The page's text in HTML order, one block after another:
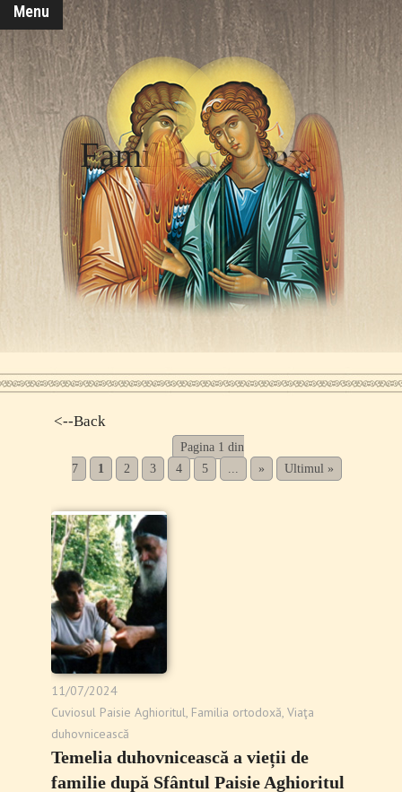
Menu
Familia ortodoxă
<--Back
Pagina 1 din
7
1 2 3 4 5 ... » Ultimul »
11/07/2024
Cuviosul Paisie Aghioritul Familia ortodoxă Viaţa
duhovnicească
Temelia duhovnicească a vieții de
familie după Sfântul Paisie Aghioritul